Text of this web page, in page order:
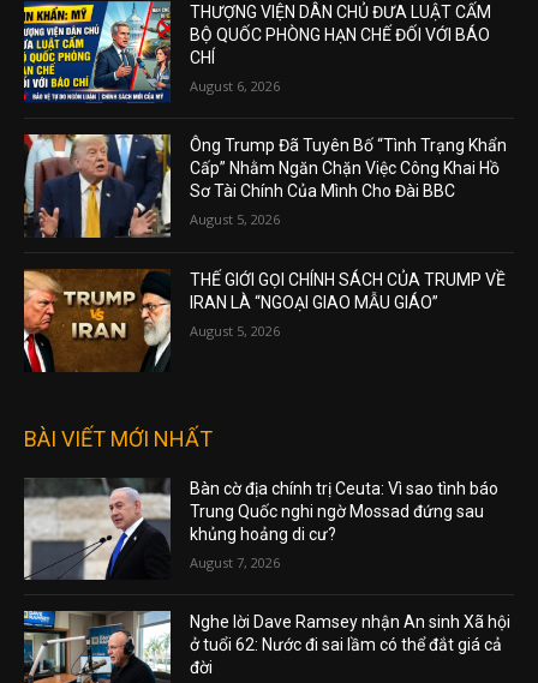
THƯỢNG VIỆN DÂN CHỦ ĐƯA LUẬT CẤM
BỘ QUỐC PHÒNG HẠN CHẾ ĐỐI VỚI BÁO
CHÍ
August 6, 2026
Ông Trump Đã Tuyên Bố “Tình Trạng Khẩn
Cấp” Nhằm Ngăn Chặn Việc Công Khai Hồ
Sơ Tài Chính Của Mình Cho Đài BBC
August 5, 2026
THẾ GIỚI GỌI CHÍNH SÁCH CỦA TRUMP VỀ
IRAN LÀ “NGOẠI GIAO MẪU GIÁO”
August 5, 2026
BÀI VIẾT MỚI NHẤT
Bàn cờ địa chính trị Ceuta: Vì sao tình báo
Trung Quốc nghi ngờ Mossad đứng sau
khủng hoảng di cư?
August 7, 2026
Nghe lời Dave Ramsey nhận An sinh Xã hội
ở tuổi 62: Nước đi sai lầm có thể đắt giá cả
đời